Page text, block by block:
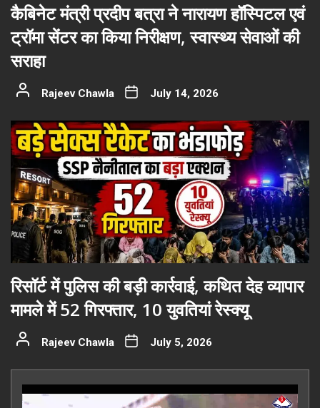
कैबिनेट मंत्री प्रदीप बत्रा ने नारायण हॉस्पिटल एवं
ट्रॉमा सेंटर का किया निरीक्षण, स्वास्थ्य सेवाओं की
सराहा
Rajeev Chawla July 14, 2026
रिसॉर्ट में पुलिस की बड़ी कार्रवाई, कथित देह व्यापार
मामले में 52 गिरफ्तार, 10 युवतियां रेस्क्यू
Rajeev Chawla July 5, 2026